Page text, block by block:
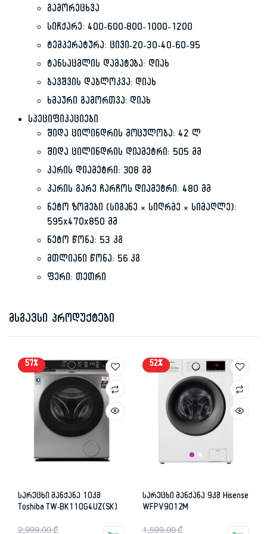
გამორეცხვა
სიჩქარე: 400-600-800-1000-1200
ტემპერატურა: ცივი-20-30-40-60-95
ტანსაცმლის დამატება: დიახ
ბავშვის დაბლოკვა: დიახ
ხმაური გამორთვა: დიახ
სპეციფიკაციები
შიდა ცილინდრის მოცულობა: 42 ლ
შიდა ცილინდრის დიამეტრი: 505 მმ
კარის დიამეტრი: 308 მმ
კარის გარე ჩარჩოს დიამეტრი: 480 მმ
ნეტო ზომები (სიგანე × სიღრმე × სიმაღლე):
595x470x850 მმ
ნეტო წონა: 53 კგ
მთლიანი წონა: 56 კგ
ფერი: თეთრი
მსგავსი პროდუქტები
57%
სარეცხი მანქანა 10კგ
Toshiba TW-BK110G4UZ(SK)
2,999.00₾
Original
Current
52%
სარეცხი მანქანა 9კგ Hisense
WFPV9012M
1,599.00₾
Original
Current